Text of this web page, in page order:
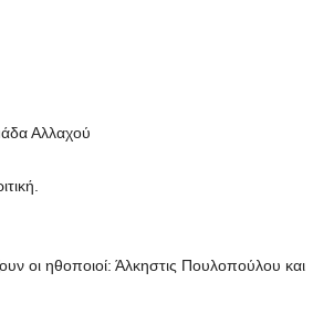
Αλλαχού
οι ηθοποιοί: Άλκηστις Πουλοπούλου και